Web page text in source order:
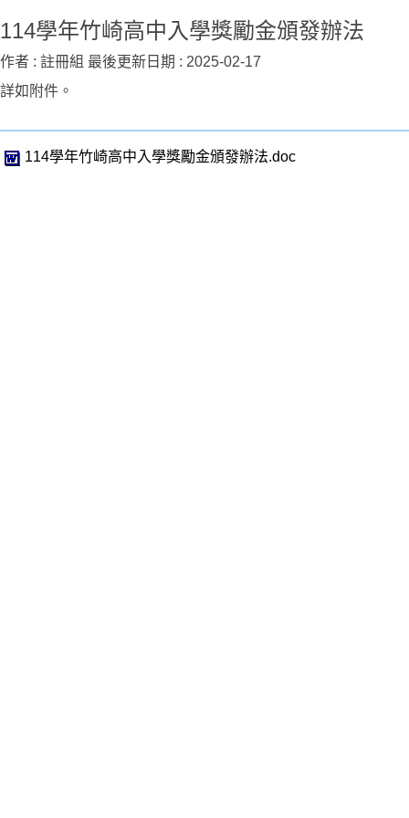
114學年竹崎高中入學獎勵金頒發辦法
作者 : 註冊組 最後更新日期 : 2025-02-17
詳如附件。
114學年竹崎高中入學獎勵金頒發辦法.doc